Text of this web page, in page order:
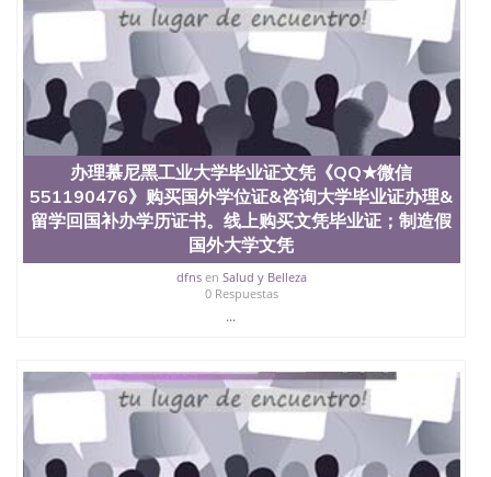
二、办理流程： 1、收集客户办理信息； 2、客户付
定金下单； 3、公司确认到账转制作点做电子图；
4、电子图做好发给客户确认； 5、电子图确认好转成
品部做成品； 6、成品做好拍照或者视频确认再付余
款； 7、快递给客户（国内顺丰，国外DHL）。 三、
真实网上可查的证明材料 1、教育部学历学位认证，
留服真实存档可查，存档。 2、留学回国人员证明
（使馆认证），使馆网站真实存档可查。 3、留信网
真实可查认证办理，存档可查，终身受用。 四、办理
流程农业科学院、艺术与建筑学院、商学院、交流学
院、地球及物质科学院、教育学院、工程学院、健康
与人类发展学院、信息工程与科学学院、人文学院、
护理学院、科学学院等。学校的教育学院排名在全美
前十名，工学院排名在前十五名，且继续攀升中。纽
约大学为学生们提供本科、硕士及博士学位。学校的
专业课程包括：会计学、MBA、财务、教育、建筑工
制、历史、电气工程、生物工程、建筑设计、工商管
理、材料科学、机械工程、航天工程、土木工程、数
学、化学、英语、社会科学、心理学、戏剧、市场营
销、机械工程、计算机科学、物理学、人工智能、商
科、金融专业 1、客户提供相关材料，确定客户办理
办理慕尼黑工业大学毕业证文凭《QQ★微信
551190476》购买国外学位证&咨询大学毕业证办理&
留学回国补办学历证书。线上购买文凭毕业证；制造假
国外大学文凭
dfnsen Salud y Belleza
0 Respuestas
...